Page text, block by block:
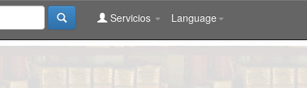
Language
Servicios